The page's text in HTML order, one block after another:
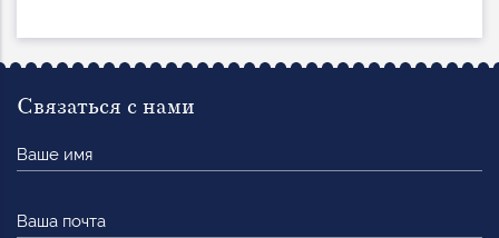
Связаться с нами
имя
почта